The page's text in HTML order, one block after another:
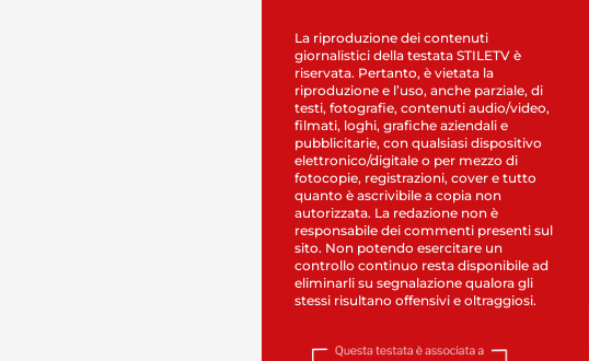
La riproduzione dei contenuti
giornalistici della testata STILETV è
riservata. Pertanto, è vietata la
riproduzione e l’uso, anche parziale, di
testi, fotografie, contenuti audio/video,
filmati, loghi, grafiche aziendali e
pubblicitarie, con qualsiasi dispositivo
elettronico/digitale o per mezzo di
fotocopie, registrazioni, cover e tutto
quanto è ascrivibile a copia non
autorizzata. La redazione non è
responsabile dei commenti presenti sul
sito. Non potendo esercitare un
controllo continuo resta disponibile ad
eliminarli su segnalazione qualora gli
stessi risultano offensivi e oltraggiosi.